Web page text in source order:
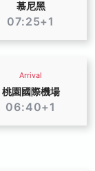
慕尼黑
07:25+1
Arrival
桃園國際機場
06:40+1